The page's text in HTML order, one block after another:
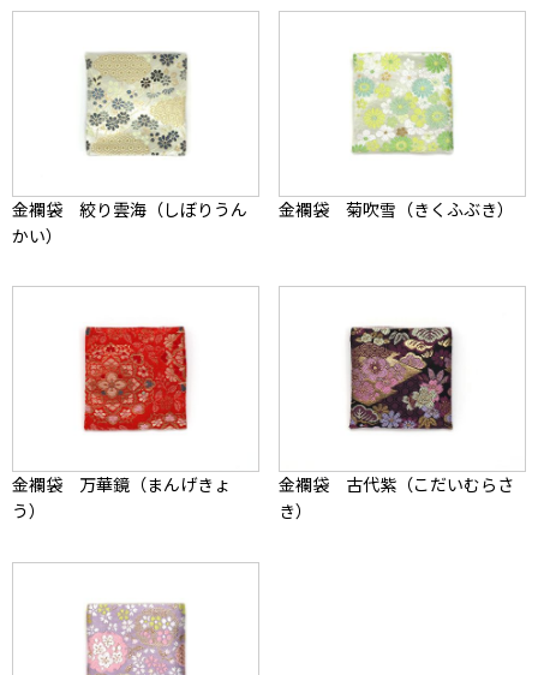
金襴袋 絞り雲海（しぼりうん
かい）
金襴袋 菊吹雪（きくふぶき）
金襴袋 万華鏡（まんげきょ
う）
金襴袋 古代紫（こだいむらさ
き）